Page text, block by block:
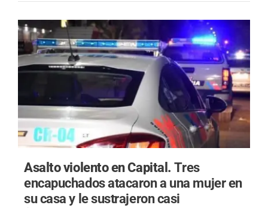
Asalto violento en Capital.Tres
encapuchados atacaron a una mujer en
su casa y le sustrajeron casi